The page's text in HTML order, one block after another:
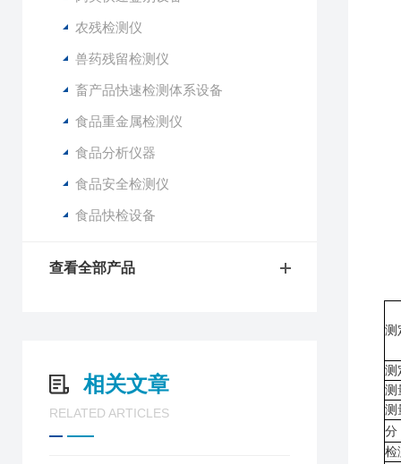
农残检测仪
兽药残留检测仪
畜产品快速检测体系设备
食品重金属检测仪
食品分析仪器
食品安全检测仪
食品快检设备
查看全部产品
相关文章
RELATED ARTICLES
测
测
测
测
分
检